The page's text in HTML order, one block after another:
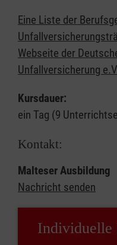
Eine Liste der
Webseite der
Unfallversicherung
Kursdauer:
ein Tag (9
Kontakt:
Malteser Ausbildung
Nachricht senden
Individuelle